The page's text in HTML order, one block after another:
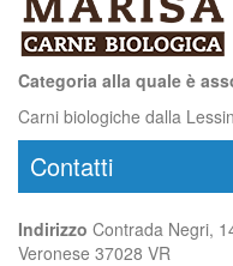
Categoria alla quale è
Carni biologiche dalla
Contatti
Indirizzo Contrada Negri,
Veronese 37028 VR